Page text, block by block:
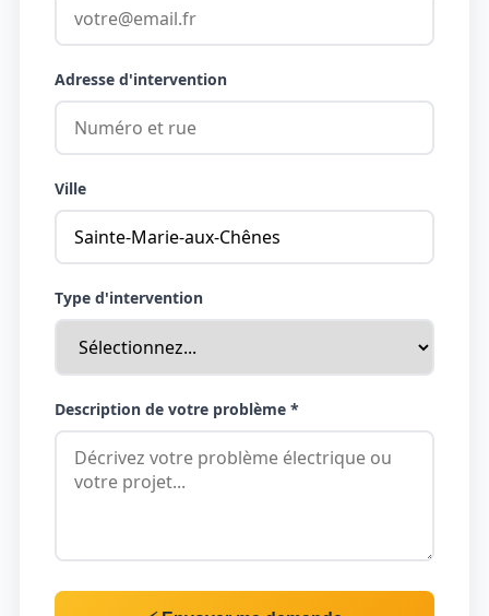
Adresse d'intervention
Ville
Type d'intervention
Description de votre problème *